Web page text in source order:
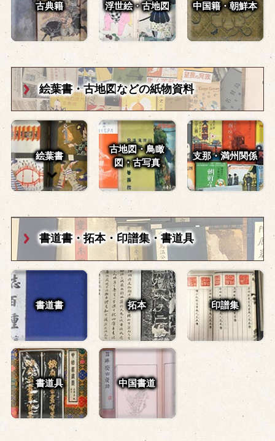
古典籍 浮世絵・古地図 中国籍・朝鮮本
絵葉書・古地図などの紙物資料
絵葉書
古地図・鳥瞰
図・古写真
支那・満州関係
書道書・拓本・印譜集・書道具
書道書 拓本 印譜集
書道具 中国書道